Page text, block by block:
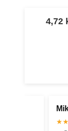
4,72